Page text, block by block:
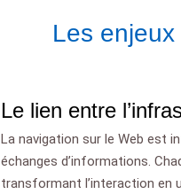
Les
Le lien entre
La navigation sur le Web est
échanges d’informations.
transformant l’interaction en